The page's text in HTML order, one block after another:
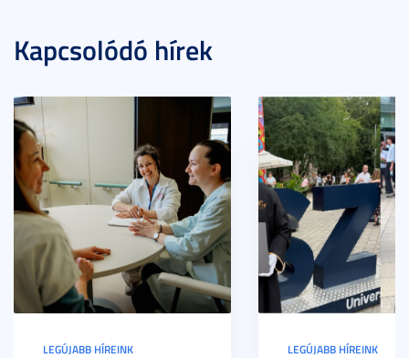
Kapcsolódó hírek
LEGÚJABB HÍREINK LEGÚJABB HÍREINK